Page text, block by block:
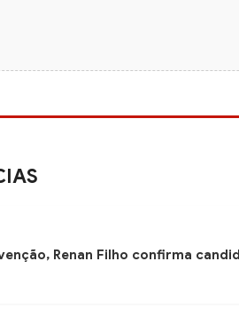
Renan Filho confirma